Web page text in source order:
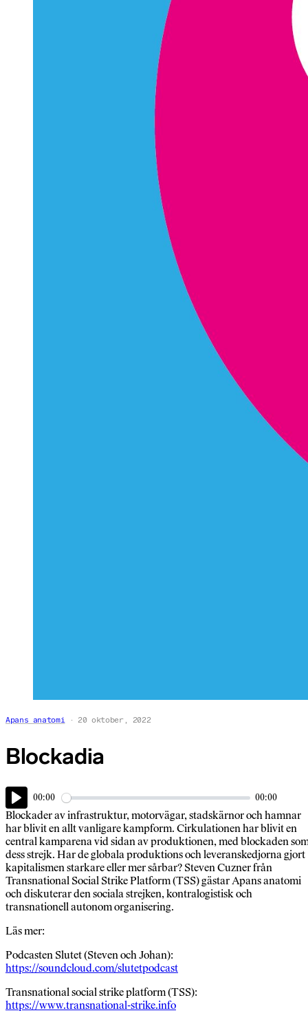
Apans anatomi 20 oktober, 2022
Blockadia
Play
00:00 00:00
Blockader av infrastruktur, motorvägar, stadskärnor och hamnar
har blivit en allt vanligare kampform. Cirkulationen har blivit en
central kamparena vid sidan av produktionen, med blockaden
dess strejk. Har de globala produktions och leveranskedjorna gjort
kapitalismen starkare eller mer sårbar? Steven Cuzner från
Transnational Social Strike Platform (TSS) gästar Apans anatomi
och diskuterar den sociala strejken, kontralogistisk och
transnationell autonom organisering.
Läs mer:
Podcasten Slutet (Steven och Johan):
https://soundcloud.com/slutetpodcast
Transnational social strike platform (TSS):
https://www.transnational-strike.info